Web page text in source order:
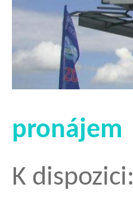
pronájem
K dispozici: